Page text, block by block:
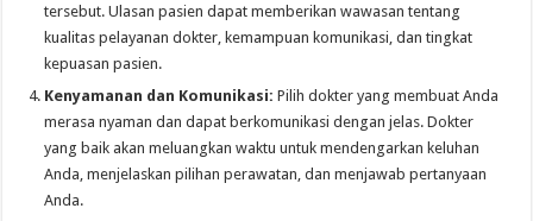
tersebut. Ulasan pasien dapat memberikan wawasan tentang
kualitas pelayanan dokter, kemampuan komunikasi, dan tingkat
kepuasan pasien.
Kenyamanan dan Komunikasi: Pilih dokter yang membuat Anda
merasa nyaman dan dapat berkomunikasi dengan jelas. Dokter
yang baik akan meluangkan waktu untuk mendengarkan keluhan
Anda, menjelaskan pilihan perawatan, dan menjawab pertanyaan
Anda.